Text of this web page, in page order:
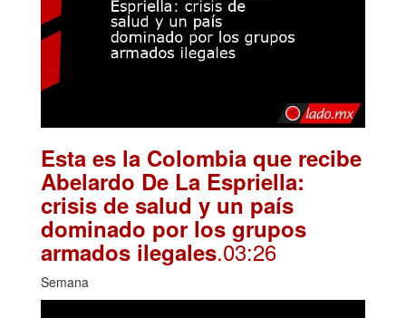
Esta es la Colombia que recibe
Abelardo De La Espriella:
crisis de salud y un país
dominado por los grupos
armados ilegales.03:26
Semana